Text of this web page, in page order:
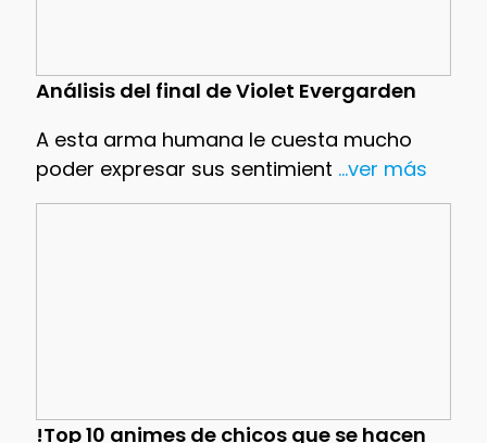
Análisis del final de Violet Evergarden
A esta arma humana le cuesta mucho
poder expresar sus sentimient ...ver más
!Top 10 animes de chicos que se hacen